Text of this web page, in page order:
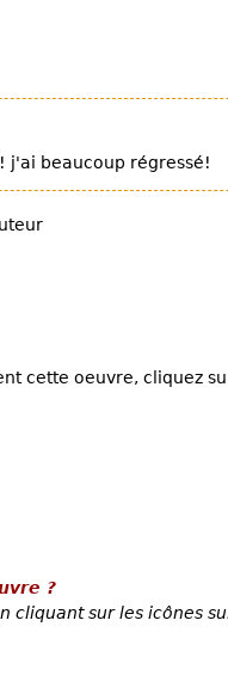
j'ai beaucoup régressé!
cette oeuvre, cliquez
?
cliquant sur les icônes